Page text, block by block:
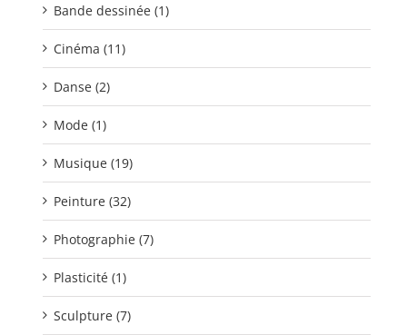
Bande dessinée (1)
Cinéma (11)
Danse (2)
Mode (1)
Musique (19)
Peinture (32)
Photographie (7)
Plasticité (1)
Sculpture (7)